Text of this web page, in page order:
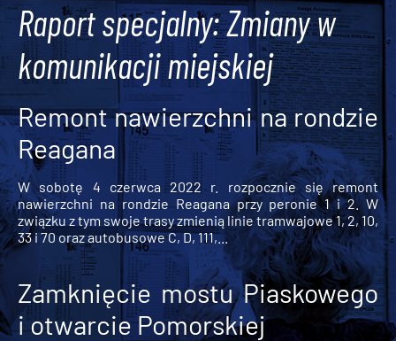
Raport specjalny: Zmiany w
komunikacji miejskiej
Remont nawierzchni na rondzie
Reagana
W sobotę 4 czerwca 2022 r. rozpocznie się remont
nawierzchni na rondzie Reagana przy peronie 1 i 2. W
związku z tym swoje trasy zmienią linie tramwajowe 1, 2, 10,
33 i 70 oraz autobusowe C, D, 111,...
Zamknięcie mostu Piaskowego
i otwarcie Pomorskiej